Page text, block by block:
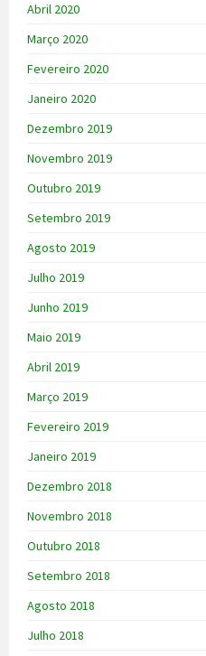
Abril 2020
Março 2020
Fevereiro 2020
Janeiro 2020
Dezembro 2019
Novembro 2019
Outubro 2019
Setembro 2019
Agosto 2019
Julho 2019
Junho 2019
Maio 2019
Abril 2019
Março 2019
Fevereiro 2019
Janeiro 2019
Dezembro 2018
Novembro 2018
Outubro 2018
Setembro 2018
Agosto 2018
Julho 2018